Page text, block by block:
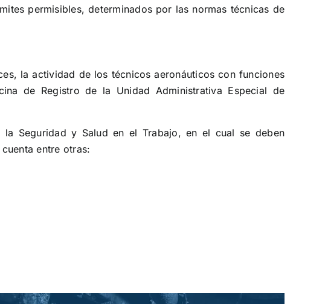
permisibles, determinados por las normas técnicas de
la actividad de los técnicos aeronáuticos con funciones
de Registro de la Unidad Administrativa Especial de
Seguridad y Salud en el Trabajo, en el cual se deben
entre otras: